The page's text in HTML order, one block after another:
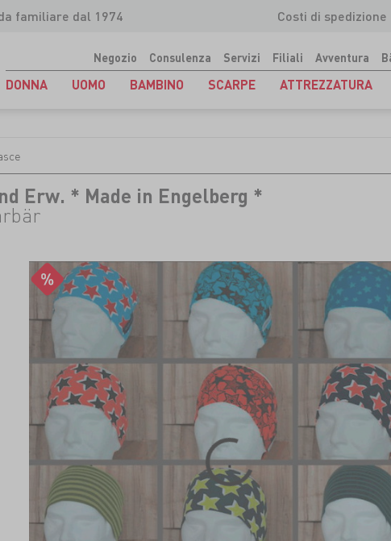
familiare dal 1974 Costi di spedizione
Negozio Consulenza Servizi Filiali Avventura
DONNA UOMO BAMBINO SCARPE ATTREZZATURA
Erw. * Made in Engelberg *